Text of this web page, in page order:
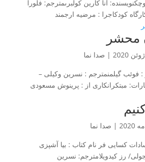
آنا كارين كولبرىمترجم: فلورا
كودكاجرا : مرضيه ارجمند
محشر
| صدا نما
: فوئب گیلمنمترجم : نسرین وکیلی –
مبتکرانکاری از : پرینوش مسعودی
| صدا نما
كسايى فر نام كتاب : بيا آشپزى
رز كيدويلامترجم: نسرين